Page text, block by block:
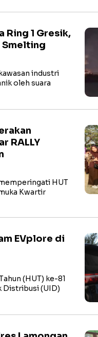
Ring 1 Gresik,
Smelting
industri
oleh suara
RALLY
HUT
Kwartir
EVplore di
(HUT) ke-81
Distribusi (UID)